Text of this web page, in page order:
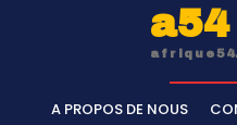
a54
A PROPOS DE NOUS